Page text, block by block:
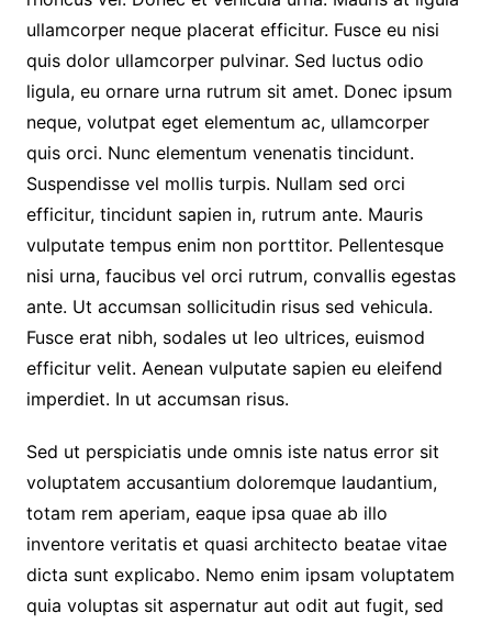
ullamcorper neque placerat efficitur. Fusce eu nisi
quis dolor ullamcorper pulvinar. Sed luctus odio
ligula, eu ornare urna rutrum sit amet. Donec ipsum
neque, volutpat eget elementum ac, ullamcorper
quis orci. Nunc elementum venenatis tincidunt.
Suspendisse vel mollis turpis. Nullam sed orci
efficitur, tincidunt sapien in, rutrum ante. Mauris
vulputate tempus enim non porttitor. Pellentesque
nisi urna, faucibus vel orci rutrum, convallis egestas
ante. Ut accumsan sollicitudin risus sed vehicula.
Fusce erat nibh, sodales ut leo ultrices, euismod
efficitur velit. Aenean vulputate sapien eu eleifend
imperdiet. In ut accumsan risus.
Sed ut perspiciatis unde omnis iste natus error sit
voluptatem accusantium doloremque laudantium,
totam rem aperiam, eaque ipsa quae ab illo
inventore veritatis et quasi architecto beatae vitae
dicta sunt explicabo. Nemo enim ipsam voluptatem
quia voluptas sit aspernatur aut odit aut fugit, sed